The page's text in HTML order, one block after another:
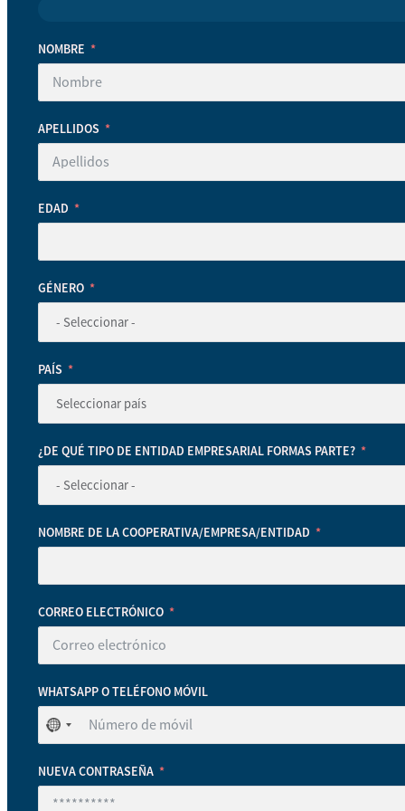
NOMBRE
APELLIDOS
EDAD
GÉNERO
PAÍS
¿DE QUÉ TIPO DE ENTIDAD EMPRESARIAL FORMAS PARTE?
NOMBRE DE LA COOPERATIVA/EMPRESA/ENTIDAD
CORREO ELECTRÓNICO
WHATSAPP O TELÉFONO MÓVIL
No
se
ha
seleccionado
ningún
NUEVA CONTRASEÑA